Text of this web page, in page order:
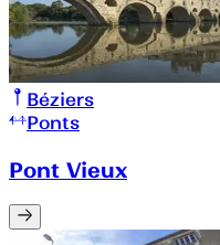
Béziers
Ponts
Pont Vieux